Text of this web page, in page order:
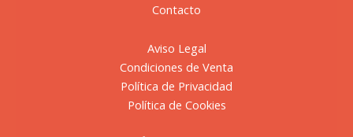
Contacto
Aviso Legal
Condiciones de Venta
Política de Privacidad
Política de Cookies